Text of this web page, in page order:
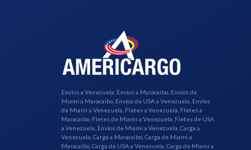
Envíos a Venezuela, Envios a Maracaibo, Envios de
Miami a Maracaibo, Envios de USA a Venezuela, Envios
de Miami a Venezuela, Fletes a Venezuela, Fletes a
Maracaibo, Fletes de Miami a Venezuela, Fletes de USA
a Venezuela, Envios de Miami a Venezuela, Carga a
Venezuela, Carga a Maracaibo, Carga de Miami a
Maracaibo, Carga de USA a Venezuela, Carga de Miami a